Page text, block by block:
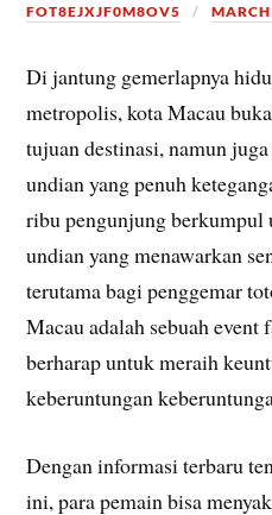
FOT8EJXJF0M8OV5
Di jantung gemerlapnya
metropolis, kota Macau
tujuan destinasi, namun
undian yang penuh
ribu pengunjung
undian yang menawarkan
terutama bagi penggemar
Macau adalah sebuah event
berharap untuk meraih
keberuntungan
Dengan informasi terbaru
ini, para pemain bisa